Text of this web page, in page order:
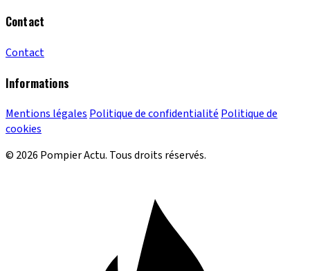
Contact
Contact
Informations
Mentions légales Politique de confidentialité Politique de
cookies
© 2026 Pompier Actu. Tous droits réservés.